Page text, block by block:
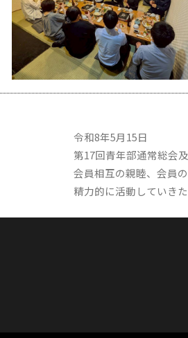
令和8年5月15日
第17回青年部通常総会
会員相互の親睦、会員
精力的に活動していきた